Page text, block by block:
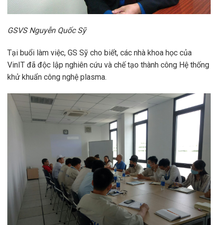
GSVS Nguyễn Quốc Sỹ
Tại buổi làm việc, GS Sỹ cho biết, các nhà khoa học của
VinIT đã độc lập nghiên cứu và chế tạo thành công Hệ thống
khử khuẩn công nghệ plasma.